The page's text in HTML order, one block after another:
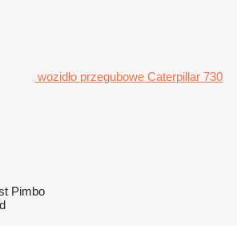
wozidło przegubowe Caterpillar 730
Pimbo